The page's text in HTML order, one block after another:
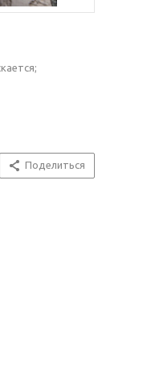
Поделиться